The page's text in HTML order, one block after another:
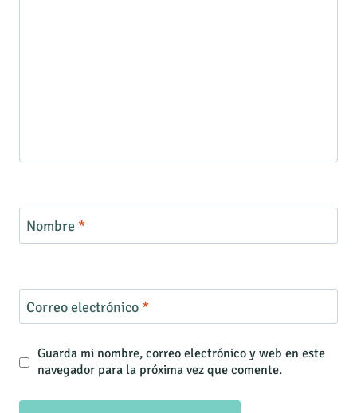
Nombre *
Correo electrónico *
Guarda mi nombre, correo electrónico y web en este
navegador para la próxima vez que comente.